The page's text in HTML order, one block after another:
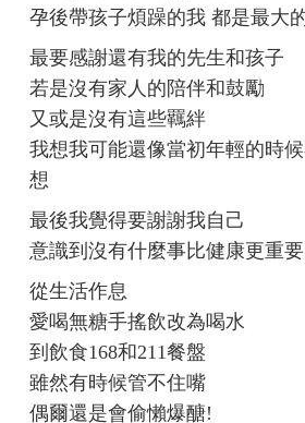
孕後帶孩子煩躁的我 都是最大
最要感謝還有我的先生和孩子
若是沒有家人的陪伴和鼓勵
又或是沒有這些羈絆
我想我可能還像當初年輕的時
想
最後我覺得要謝謝我自己
意識到沒有什麼事比健康更重
從生活作息
愛喝無糖手搖飲改為喝水
到飲食168和211餐盤
雖然有時候管不住嘴
偶爾還是會偷懶爆醣!